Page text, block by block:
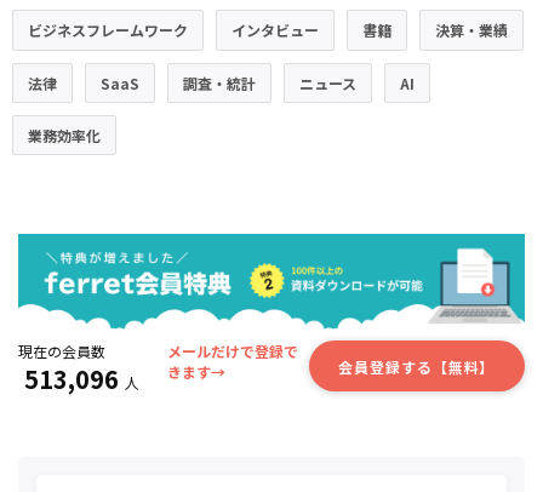
ビジネスフレームワーク インタビュー 書籍 決算・業績
法律 SaaS 調査・統計 ニュース AI
業務効率化
現在の会員数
513,096 人
メールだけで登録で
きます→
会員登録する【無料】